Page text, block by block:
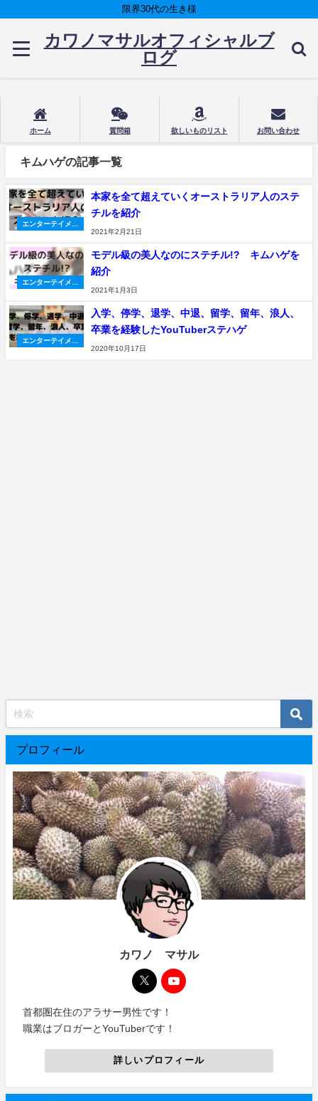
限界30代の生き様
カワノマサルオフィシャルブ
ログ
ホーム 質問箱 欲しいものリスト お問い合わせ
キムハゲの記事一覧
エンターテイメン
本家を全て超えていくオーストラリア人のステ
チルを紹介
2021年2月21日
エンターテイメン
モデル級の美人なのにステチル!? キムハゲを
紹介
2021年1月3日
エンターテイメン
入学、停学、退学、中退、留学、留年、浪人、
卒業を経験したYouTuberステハゲ
2020年10月17日
プロフィール
カワノ マサル
首都圏在住のアラサー男性です！
職業はブロガーとYouTuberです！
詳しいプロフィール